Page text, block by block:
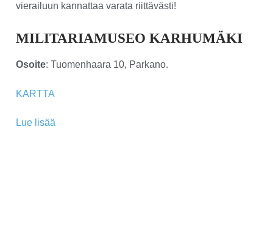
vierailuun kannattaa varata riittävästi!
MILITARIAMUSEO KARHUMÄKI
Osoite: Tuomenhaara 10, Parkano.
KARTTA
Lue lisää